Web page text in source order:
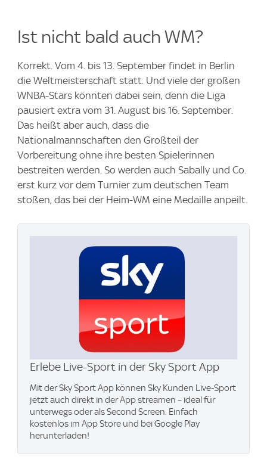
Ist nicht bald auch WM?
Korrekt. Vom 4. bis 13. September findet in Berlin
die Weltmeisterschaft statt. Und viele der großen
WNBA-Stars könnten dabei sein, denn die Liga
pausiert extra vom 31. August bis 16. September.
Das heißt aber auch, dass die
Nationalmannschaften den Großteil der
Vorbereitung ohne ihre besten Spielerinnen
bestreiten werden. So werden auch Sabally und Co.
erst kurz vor dem Turnier zum deutschen Team
stoßen, das bei der Heim-WM eine Medaille anpeilt.
Erlebe Live-Sport in der Sky Sport App
Mit der Sky Sport App können Sky Kunden Live-Sport
jetzt auch direkt in der App streamen – ideal für
unterwegs oder als Second Screen. Einfach
kostenlos im App Store und bei Google Play
herunterladen!